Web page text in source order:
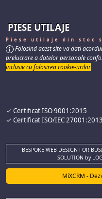
PIESE UTILAJE
Piese utilaje din stoc
Folosind acest site va dati
prelucrare a datelor personale
inclusiv cu folosirea cookie-urilor
✓ Certificat ISO 9001:2015
✓ Certificat ISO/IEC 27001:2013
BESPOKE WEB DESIGN FOR
SOLUTION by
MiXCRM -